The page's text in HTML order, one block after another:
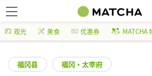
观光 美食 优惠券 MATCHA
福冈县 福冈・太宰府